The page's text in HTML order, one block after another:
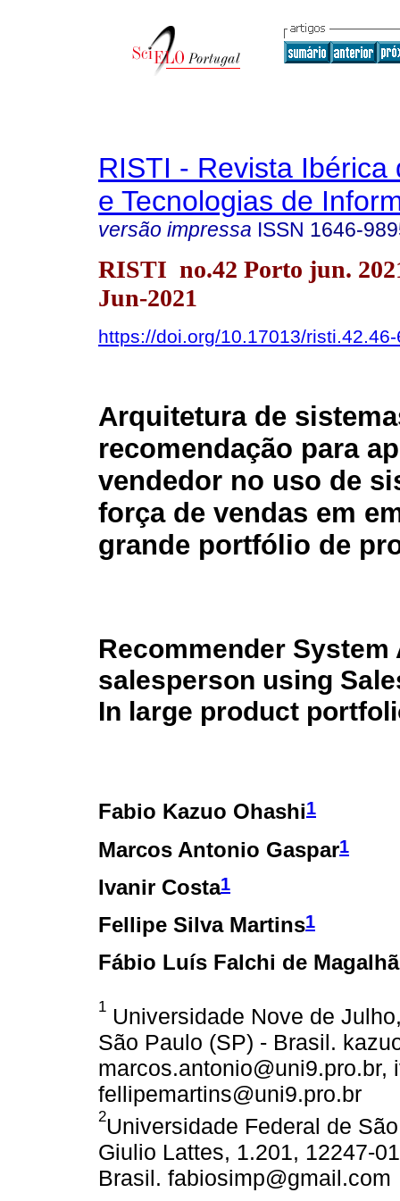
RISTI - Revista Ibérica
e Tecnologias de
versão impressa ISSN 1646-
RISTI no.42 Porto jun.
Jun-2021
https://doi.org/10.17013/
Arquitetura de
recomendação para
vendedor no uso de
força de vendas em
grande portfólio de
Recommender
salesperson using
In large product
Fabio Kazuo Ohashi1
Marcos Antonio Gaspar1
Ivanir Costa1
Fellipe Silva Martins1
Fábio Luís Falchi de
1 Universidade Nove de
São Paulo (SP) - Brasil.
marcos.antonio@uni9.pro.br,
fellipemartins@uni9.pro.br
2Universidade Federal de
Giulio Lattes, 1.201, 12247-
Brasil. fabiosimp@gmail.com